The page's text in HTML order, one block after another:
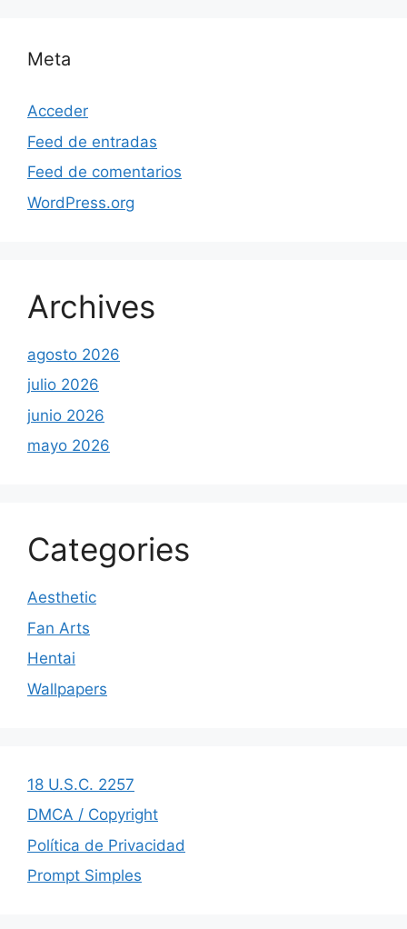
Meta
Acceder
Feed de entradas
Feed de comentarios
WordPress.org
Archives
agosto 2026
julio 2026
junio 2026
mayo 2026
Categories
Aesthetic
Fan Arts
Hentai
Wallpapers
18 U.S.C. 2257
DMCA / Copyright
Política de Privacidad
Prompt Simples